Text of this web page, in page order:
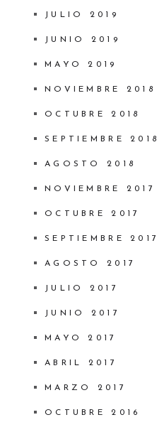
JULIO 2019
JUNIO 2019
MAYO 2019
NOVIEMBRE 2018
OCTUBRE 2018
SEPTIEMBRE 2018
AGOSTO 2018
NOVIEMBRE 2017
OCTUBRE 2017
SEPTIEMBRE 2017
AGOSTO 2017
JULIO 2017
JUNIO 2017
MAYO 2017
ABRIL 2017
MARZO 2017
OCTUBRE 2016